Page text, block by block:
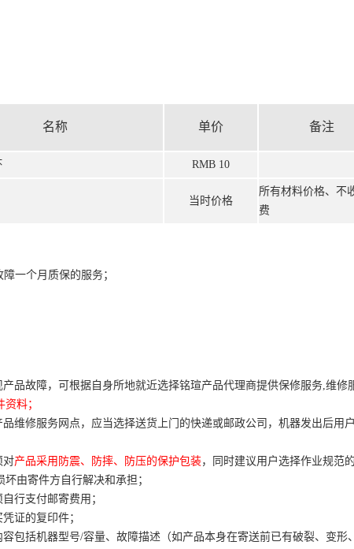
名称 单价 备注
RMB 10
当时价格
所有材料价格、不
费
一个月质保的服务；
品故障，可根据自身所地就近选择铭瑄产品代理商提供保修服务,维修
料；
维修服务网点，应当选择送货上门的快递或邮政公司，机器发出后用
对产品采用防震、防摔、防压的保护包装，同时建议用户选择作业规范
由寄件方自行解决和承担；
行支付邮寄费用；
证的复印件；
包括机器型号/容量、故障描述（如产品本身在寄送前已有破裂、变形